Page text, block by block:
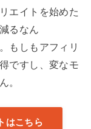
エイトを始めた
るなん
もしもアフィリ
ですし、変なモ
。
はこちら